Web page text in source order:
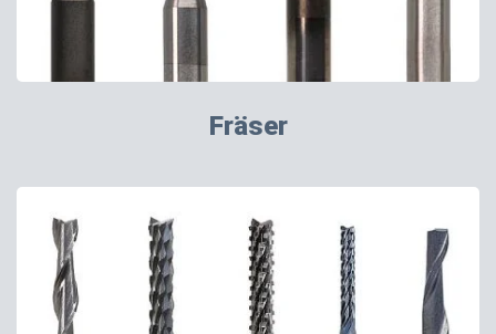
Fräser